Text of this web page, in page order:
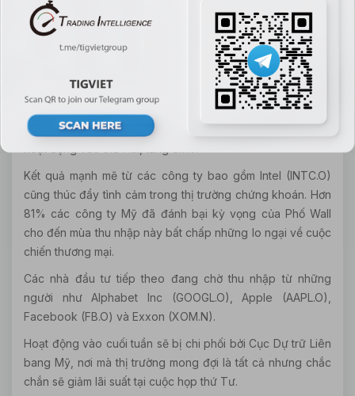
Sự lạc quan rằng Bắc Kinh và Washington cuối cùng đã
gần giải quyết tranh chấp của họ đã khiến S & P500 .SPX
vượt qua kỷ lục đóng cửa ngày 26 tháng 7 là 3.025,86,
mặc dù nó đã kết thúc một mức thấp hơn mức đó vào thứ
Sáu. Tổng chỉ số lợi nhuận của S & P 500 .SPXT đã đạt
mức cao nhất mọi thời đại.
Hợp đồng tương lai E-mini cho S&P 500 ESc1 đã bắt đầu
Kết quả mạnh mẽ từ các công ty bao gồm Intel (INTC.O)
cũng thúc đẩy tình cảm trong thị trường chứng khoán. Hơn
81% các công ty Mỹ đã đánh bại kỳ vọng của Phố Wall
cho đến mùa thu nhập này bất chấp những lo ngại về cuộc
chiến thương mại.
Các nhà đầu tư tiếp theo đang chờ thu nhập từ những
người như Alphabet Inc (GOOGL.O), Apple (AAPL.O),
Facebook (FB.O) và Exxon (XOM.N).
Hoạt động vào cuối tuần sẽ bị chi phối bởi Cục Dự trữ Liên
bang Mỹ, nơi mà thị trường mong đợi là tất cả nhưng chắc
chắn sẽ giảm lãi suất tại cuộc họp thứ Tư.